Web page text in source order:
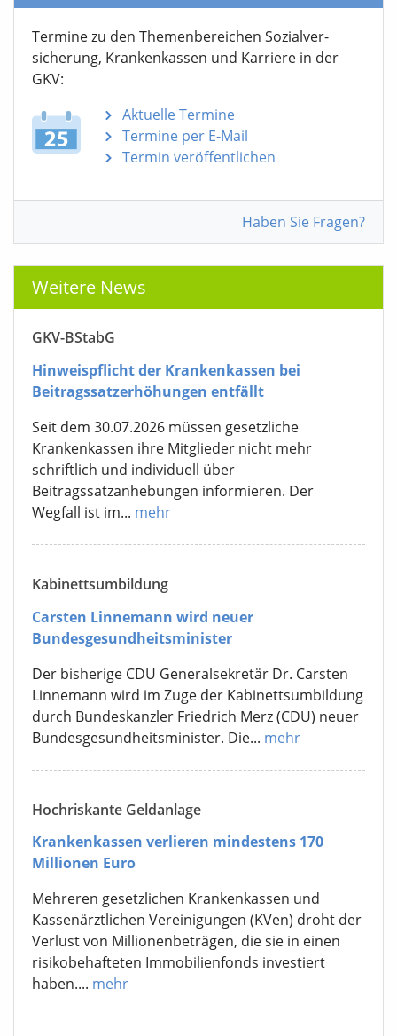
Termine zu den Themen­bereichen Sozialver­
sicherung, Krankenkassen und Karriere in der
GKV:
Aktuelle Termine
Termine per E-Mail
Termin veröffentlichen
Haben Sie Fragen?
Weitere News
GKV-BStabG
Hinweispflicht der Krankenkassen bei
Beitragssatzerhöhungen entfällt
Seit dem 30.07.2026 müssen gesetzliche
Krankenkassen ihre Mitglieder nicht mehr
schriftlich und individuell über
Beitragssatzanhebungen informieren. Der
Wegfall ist im... mehr
Kabinettsumbildung
Carsten Linnemann wird neuer
Bundesgesundheitsminister
Der bisherige CDU Generalsekretär Dr. Carsten
Linnemann wird im Zuge der Kabinettsumbildung
durch Bundeskanzler Friedrich Merz (CDU) neuer
Bundesgesundheitsminister. Die... mehr
Hochriskante Geldanlage
Krankenkassen verlieren mindestens 170
Millionen Euro
Mehreren gesetzlichen Krankenkassen und
Kassenärztlichen Vereinigungen (KVen) droht der
Verlust von Millionenbeträgen, die sie in einen
risikobehafteten Immobilienfonds investiert
haben.... mehr